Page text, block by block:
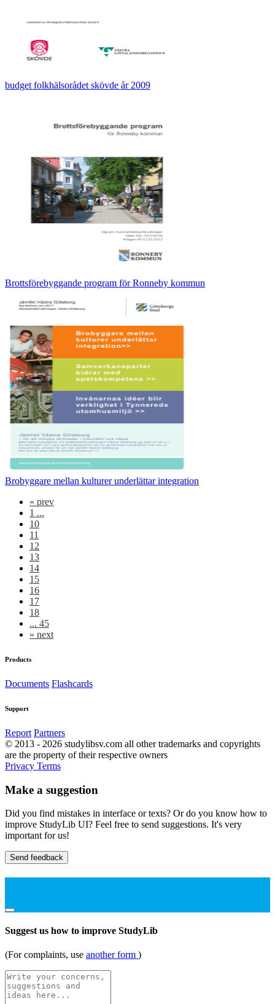
budget folkhälsorådet skövde år 2009
Brottsförebyggande program för Ronneby kommun
Brobyggare mellan kulturer underlättar integration
« prev
1 ...
10
11
12
13
14
15
16
17
18
... 45
» next
Products
Documents Flashcards
Support
Report Partners
© 2013 - 2026 studylibsv.com all other trademarks and copyrights
are the property of their respective owners
Privacy Terms
Make a suggestion
Did you find mistakes in interface or texts? Or do you know how to
improve StudyLib UI? Feel free to send suggestions. It's very
important for us!
Send feedback
Suggest us how to improve StudyLib
(For complaints, use another form )